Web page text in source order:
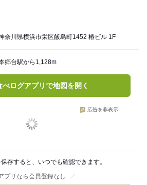
奈川県横浜市栄区飯島町1452 椿ビル 1F
郷台駅から1,128m
べログアプリで地図を開く
広告を非表示
存すると、いつでも確認できます。
プリなら会員登録なし